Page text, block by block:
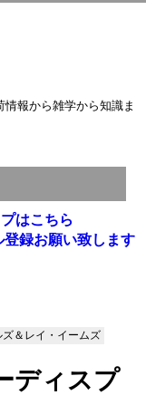
報から雑学から知識ま
はこちら
録お願い致します
ズ＆レイ・イームズ
ディスプ